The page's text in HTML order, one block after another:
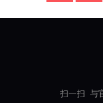
扫一扫 与